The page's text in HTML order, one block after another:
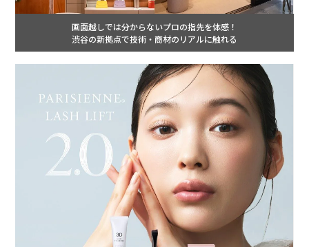
画面越しでは分からないプロの指先を体感！
渋谷の新拠点で技術・商材のリアルに触れる